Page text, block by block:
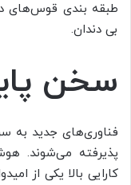
طبقه بندی قوس‌های
بی دندان.
سخن
فناوری‌های جدید به
پذیرفته می‌شوند.
کارایی بالا یکی از